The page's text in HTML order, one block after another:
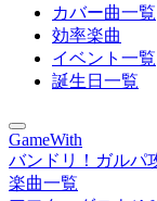
カバー曲一覧
効率楽曲
イベント一覧
誕生日一覧
GameWith
バンドリ！ガルパ
楽曲一覧